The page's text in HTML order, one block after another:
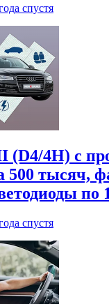
спустя
(D4/4H) c
500 тысяч,
по
спустя